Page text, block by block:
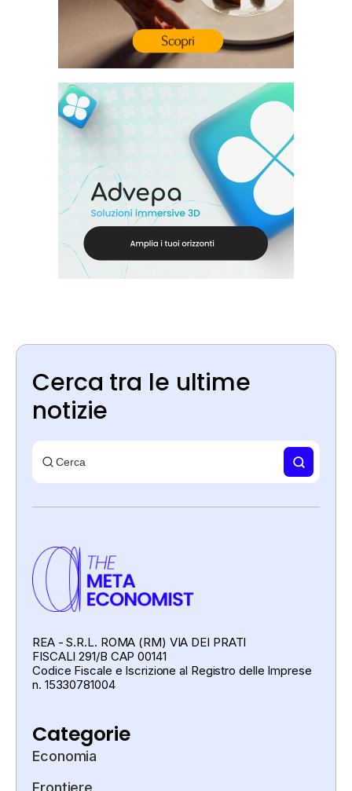
Cerca tra le ultime
notizie
REA - S.R.L. ROMA (RM) VIA DEI PRATI
FISCALI 291/B CAP 00141
Codice Fiscale e Iscrizione al Registro delle Imprese
n. 15330781004
Categorie
Economia